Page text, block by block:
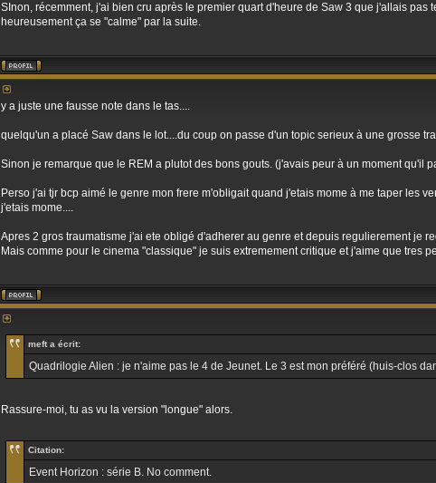
SInon, récemment, j'ai bien cru après le premier quart d'heure de Saw 3 que j'allais pas
heureusement ça se "calme" par la suite.
y a juste une fausse note dans le tas....
quelqu'un a placé Saw dans le lot....du coup on passe d'un topic serieux à une grosse
Sinon je remarque que le REM a plutot des bons gouts. (j'avais peur à un moment qu'il
Perso j'ai tjr bcp aimé le genre mon frere m'obligait quand j'etais mome à me taper les
j'etais mome....
Apres 2 gros traumatisme j'ai ete obligé d'adherer au genre et depuis regulierement je
Mais comme pour le cinema "classique" je suis extremement critique et j'aime que tres
meft a écrit:
Quadrilogie Alien : je n'aime pas le 4 de Jeunet. Le 3 est mon préféré (huis-clos
Rassure-moi, tu as vu la version "longue" alors.
Citation:
Event Horizon : série B. No comment.